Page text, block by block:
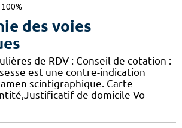
100%
des voies
de RDV : Conseil de cotation :
est une contre-indication
scintigraphique. Carte
de domicile Vo